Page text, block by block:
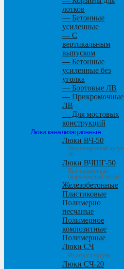
лотков
— Бетонные
усиленные
— С
вертикальным
выпуском
— Бетонные
усиленные без
уголка
— Бортовые ЛВ
— Прикромочные
ЛВ
— Для мостовых
конструкций
Люки канализационные
Люки ВЧ-50
Высокопрочный чугун
50
Люки ВЧШГ-50
Высокопрочный
сверхтяжелый чугун
Железобетонные
Пластиковые
Полимерно
песчаные
Полимерное
композитные
Полимерные
Люки СЧ
Из серого чугуна
Люки СЧ-20